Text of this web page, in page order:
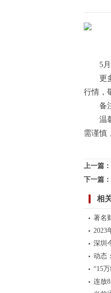
5
更
行情，
备
温
需谨慎
上一篇：
下一篇：
相
著名
2023
深圳
动态
“15
连放